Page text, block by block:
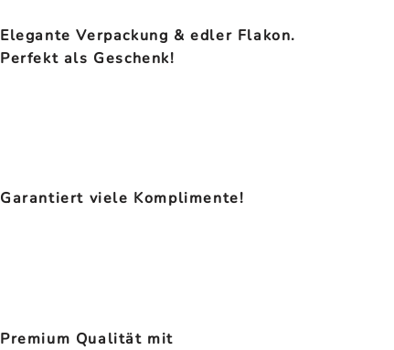
Elegante Verpackung & edler Flakon.
Perfekt als Geschenk!
Garantiert viele Komplimente!
Premium Qualität mit